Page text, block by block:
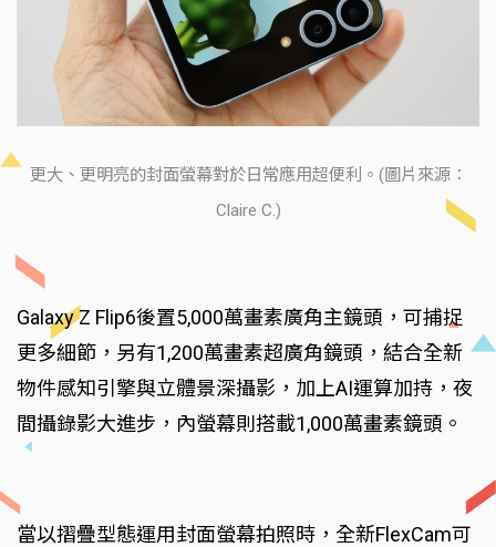
更大、更明亮的封面螢幕對於日常應用超便利。(圖片來源：
Claire C.)
Galaxy Z Flip6後置5,000萬畫素廣角主鏡頭，可捕捉
更多細節，另有1,200萬畫素超廣角鏡頭，結合全新
物件感知引擎與立體景深攝影，加上AI運算加持，夜
間攝錄影大進步，內螢幕則搭載1,000萬畫素鏡頭。
當以摺疊型態運用封面螢幕拍照時，全新FlexCam可